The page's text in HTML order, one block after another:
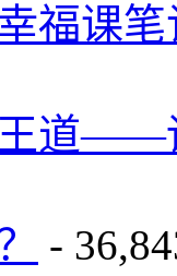
福课
道——
-